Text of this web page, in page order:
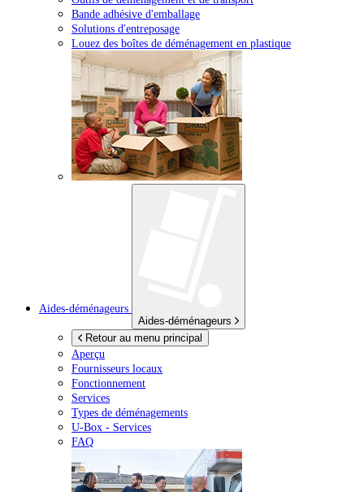
Bande adhésive d'emballage
Solutions d'entreposage
Louez des boîtes de déménagement en plastique
Aides-déménageurs
Aides-déménageurs
Retour au menu principal
Aperçu
Fournisseurs locaux
Fonctionnement
Services
Types de déménagements
U-Box - Services
FAQ